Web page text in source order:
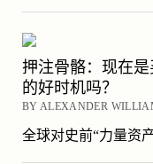
押注骨骼：现在
的好时机吗？
BY ALEXANDER
全球对史前“力量资